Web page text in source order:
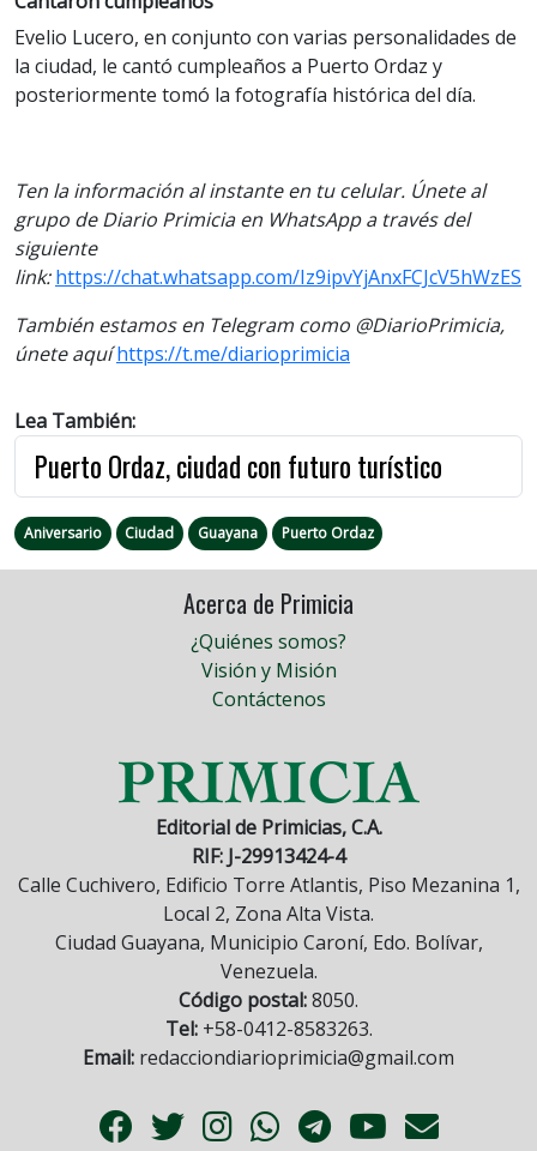
Evelio Lucero, en conjunto con varias personalidades de
la ciudad, le cantó cumpleaños a Puerto Ordaz y
posteriormente tomó la fotografía histórica del día.
Ten la información al instante en tu celular. Únete al
grupo de Diario Primicia en WhatsApp a través del
siguiente
link:https://chat.whatsapp.com/Iz9ipvYjAnxFCJcV5hWzES
También estamos en Telegram como @DiarioPrimicia,
únete aquí https://t.me/diarioprimicia
Lea También:
Puerto Ordaz, ciudad con futuro turístico
Aniversario Ciudad Guayana Puerto Ordaz
Acerca de Primicia
¿Quiénes somos?
Visión y Misión
Contáctenos
Editorial de Primicias, C.A.
RIF: J-29913424-4
Calle Cuchivero, Edificio Torre Atlantis, Piso Mezanina 1,
Local 2, Zona Alta Vista.
Ciudad Guayana, Municipio Caroní, Edo. Bolívar,
Venezuela.
Código postal:8050.
Tel:+58-0412-8583263.
Email: redacciondiarioprimicia@gmail.com